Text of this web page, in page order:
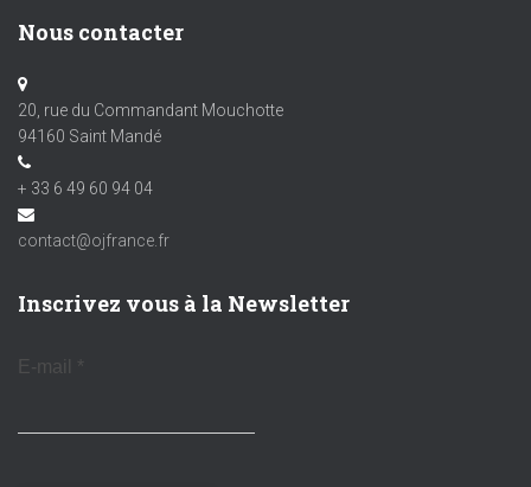
Nous contacter
20, rue du Commandant Mouchotte
94160 Saint Mandé
+ 33 6 49 60 94 04
contact@ojfrance.fr
Inscrivez vous à la Newsletter
E-mail *